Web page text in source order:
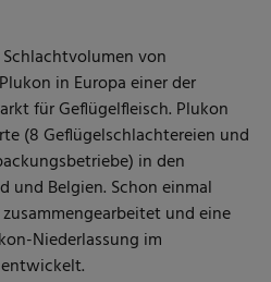
von
in Europa einer der
für Geflügelfleisch. Plukon
(8 Geflügelschlachtereien und
in den
und Belgien. Schon einmal
und eine
Niederlassung im